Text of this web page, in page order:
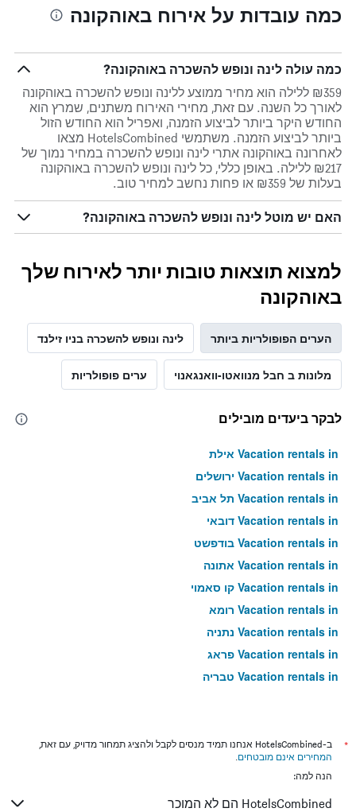
כמה עובדות על אירוח באוהקונה
כמה עולה לינה ונופש להשכרה באוהקונה?
₪359 ללילה הוא מחיר ממוצע ללינה ונופש להשכרה באוהקונה
לאורך כל השנה. עם זאת, מחירי האירוח משתנים, שמרץ הוא
החודש היקר ביותר לביצוע הזמנה, ואפריל הוא החודש הזול
ביותר לביצוע הזמנה. משתמשי HotelsCombined מצאו
לאחרונה באוהקונה אתרי לינה ונופש להשכרה במחיר נמוך של
₪217 ללילה. באופן כללי, כל לינה ונופש להשכרה באוהקונה
בעלות של ₪359 או פחות נחשב למחיר טוב.
האם יש מוטל לינה ונופש להשכרה באוהקונה?
למצוא תוצאות טובות יותר לאירוח שלך
באוהקונה
הערים הפופולריות ביותר לינה ונופש להשכרה בניו זילנד
מלונות ב חבל מנוואטו-וואנגאנוי ערים פופולריות
לבקר ביעדים מובילים
Vacation rentals in אילת
Vacation rentals in ירושלים
Vacation rentals in תל אביב
Vacation rentals in דובאי
Vacation rentals in בודפשט
Vacation rentals in אתונה
Vacation rentals in קו סאמוי
Vacation rentals in רומא
Vacation rentals in נתניה
Vacation rentals in פראג
Vacation rentals in טבריה
Vacation rentals in בנגקוק
Vacation rentals in לונדון
*
ב-HotelsCombined אנחנו תמיד מנסים לקבל ולהציג תמחור מדויק, עם זאת,
המחירים אינם מובטחים.
הנה למה:
HotelsCombined הם לא המוכר